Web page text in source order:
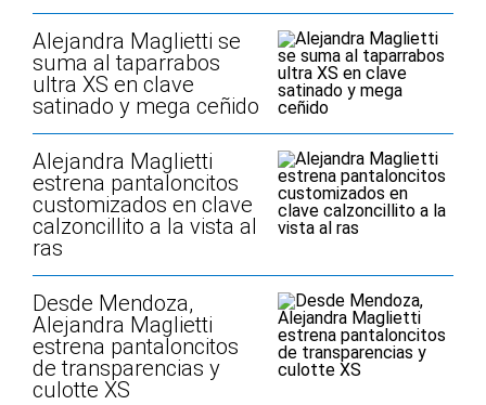
Alejandra Maglietti se
suma al taparrabos
ultra XS en clave
satinado y mega ceñido
Alejandra Maglietti
estrena pantaloncitos
customizados en clave
calzoncillito a la vista al
ras
Desde Mendoza,
Alejandra Maglietti
estrena pantaloncitos
de transparencias y
culotte XS